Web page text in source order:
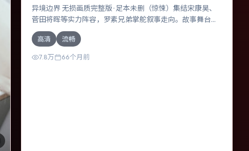
异境边界 无损画质完整版 · 足本未删（惊悚）集结宋康昊、
菅田将晖等实力阵容，罗素兄弟掌舵叙事走向。故事舞台设
定于日本，围绕一次意外选择展开连锁反应；配乐与色彩高
度服务于主题，结尾留白耐人寻味。
高清 流畅
7.8万 66个月前